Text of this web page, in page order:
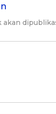
akan